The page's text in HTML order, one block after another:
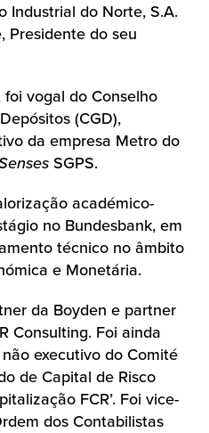
Industrial do Norte, S.A.
Presidente do seu
vogal do Conselho
(CGD),
da empresa Metro do
SGPS.
académico-
no Bundesbank, em
técnico no âmbito
e Monetária.
da Boyden e partner
Consulting. Foi ainda
executivo do Comité
de Capital de Risco
FCR’. Foi vice-
dos Contabilistas